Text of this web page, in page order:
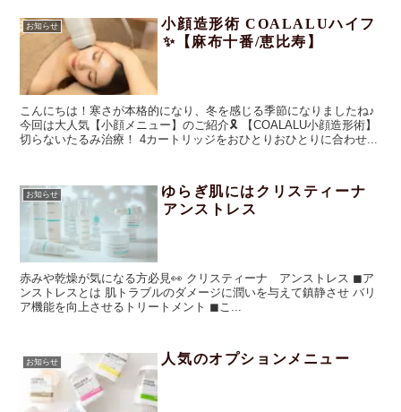
お知らせ
小顔造形術 COALALUハイフ
✨【麻布十番/恵比寿】
こんにちは！寒さが本格的になり、冬を感じる季節になりましたね♪
今回は大人気【小顔メニュー】のご紹介🎗️ 【COALALU小顔造形術】
切らないたるみ治療！ 4カートリッジをおひとりおひとりに合わせ...
お知らせ
ゆらぎ肌にはクリスティーナ
アンストレス
赤みや乾燥が気になる方必見👀 クリスティーナ アンストレス ◼︎ア
ンストレスとは 肌トラブルのダメージに潤いを与えて鎮静させ バリ
ア機能を向上させるトリートメント ◼︎こ...
お知らせ 人気のオプションメニュー